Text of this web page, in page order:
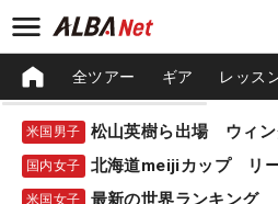
全ツアー ギア レッス
米国男子
国内女子 北海道meijiカップ リ
米国女子 最新の世界ランキング